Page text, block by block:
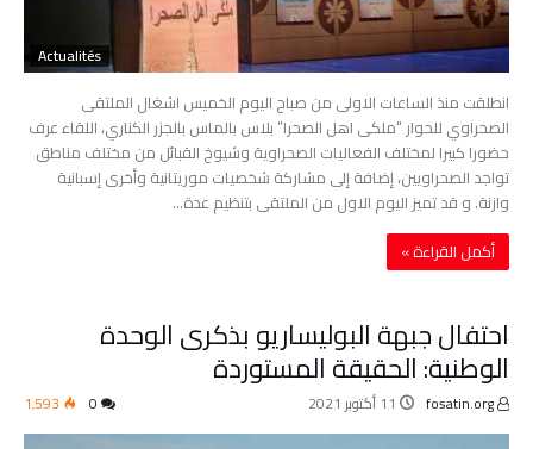
Actualités
انطلقت منذ الساعات الاولى من صباح اليوم الخميس اشغال الملتقى
الصحراوي للحوار “ملكى اهل الصحرا” بلاس بالماس بالجزر الكناري، اللقاء عرف
حضورا كبيرا لمختلف الفعاليات الصحراوية وشيوخ القبائل من مختلف مناطق
تواجد الصحراويين، إضافة إلى مشاركة شخصيات موريتانية وأخرى إسبانية
وازنة. و قد تميز اليوم الاول من الملتقى بتنظيم عدة…
‫أكمل القراءة »‬
احتفال جبهة البوليساريو بذكرى الوحدة
الوطنية: الحقيقة المستوردة
11 أكتوبر 2021 1٬593